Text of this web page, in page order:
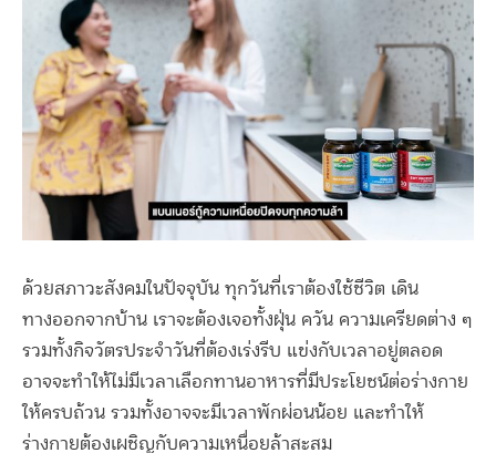
ด้วยสภาวะสังคมในปัจจุบัน ทุกวันที่เราต้องใช้ชีวิต เดิน
ทางออกจากบ้าน เราจะต้องเจอทั้งฝุ่น ควัน ความเครียดต่าง ๆ
รวมทั้งกิจวัตรประจำวันที่ต้องเร่งรีบ แข่งกับเวลาอยู่ตลอด
อาจจะทำให้ไม่มีเวลาเลือกทานอาหารที่มีประโยชน์ต่อร่างกาย
ให้ครบถ้วน รวมทั้งอาจจะมีเวลาพักผ่อนน้อย และทำให้
ร่างกายต้องเผชิญกับความเหนื่อยล้าสะสม